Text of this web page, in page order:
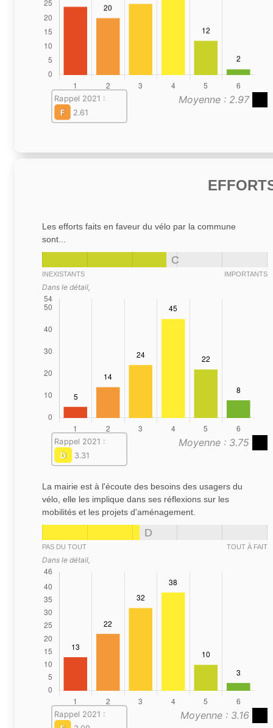
Moyenne : 2.97
Rappel 2021 :
F
2.61
Les efforts faits en faveur du vélo par la commune
sont...
C
INEXISTANTS IMPORTANTS
Dans le détail,
Moyenne : 3.75
Rappel 2021 :
D
3.31
La mairie est à l'écoute des besoins des usagers du
vélo, elle les implique dans ses réflexions sur les
mobilités et les projets d'aménagement.
D
PAS DU TOUT TOUT À FAIT
Dans le détail,
Moyenne : 3.16
Rappel 2021 :